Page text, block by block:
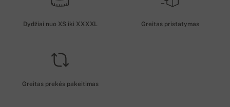
Dydžiai nuo XS iki XXXXL Greitas pristatymas
Greitas prekės pakeitimas